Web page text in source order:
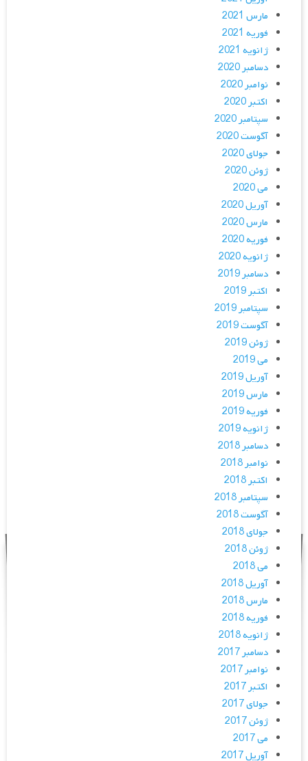
مارس 2021
فوریه 2021
ژانویه 2021
دسامبر 2020
نوامبر 2020
اکتبر 2020
سپتامبر 2020
آگوست 2020
جولای 2020
ژوئن 2020
می 2020
آوریل 2020
مارس 2020
فوریه 2020
ژانویه 2020
دسامبر 2019
اکتبر 2019
سپتامبر 2019
آگوست 2019
ژوئن 2019
می 2019
آوریل 2019
مارس 2019
فوریه 2019
ژانویه 2019
دسامبر 2018
نوامبر 2018
اکتبر 2018
سپتامبر 2018
آگوست 2018
جولای 2018
ژوئن 2018
می 2018
آوریل 2018
مارس 2018
فوریه 2018
ژانویه 2018
دسامبر 2017
نوامبر 2017
اکتبر 2017
جولای 2017
ژوئن 2017
می 2017
آوریل 2017